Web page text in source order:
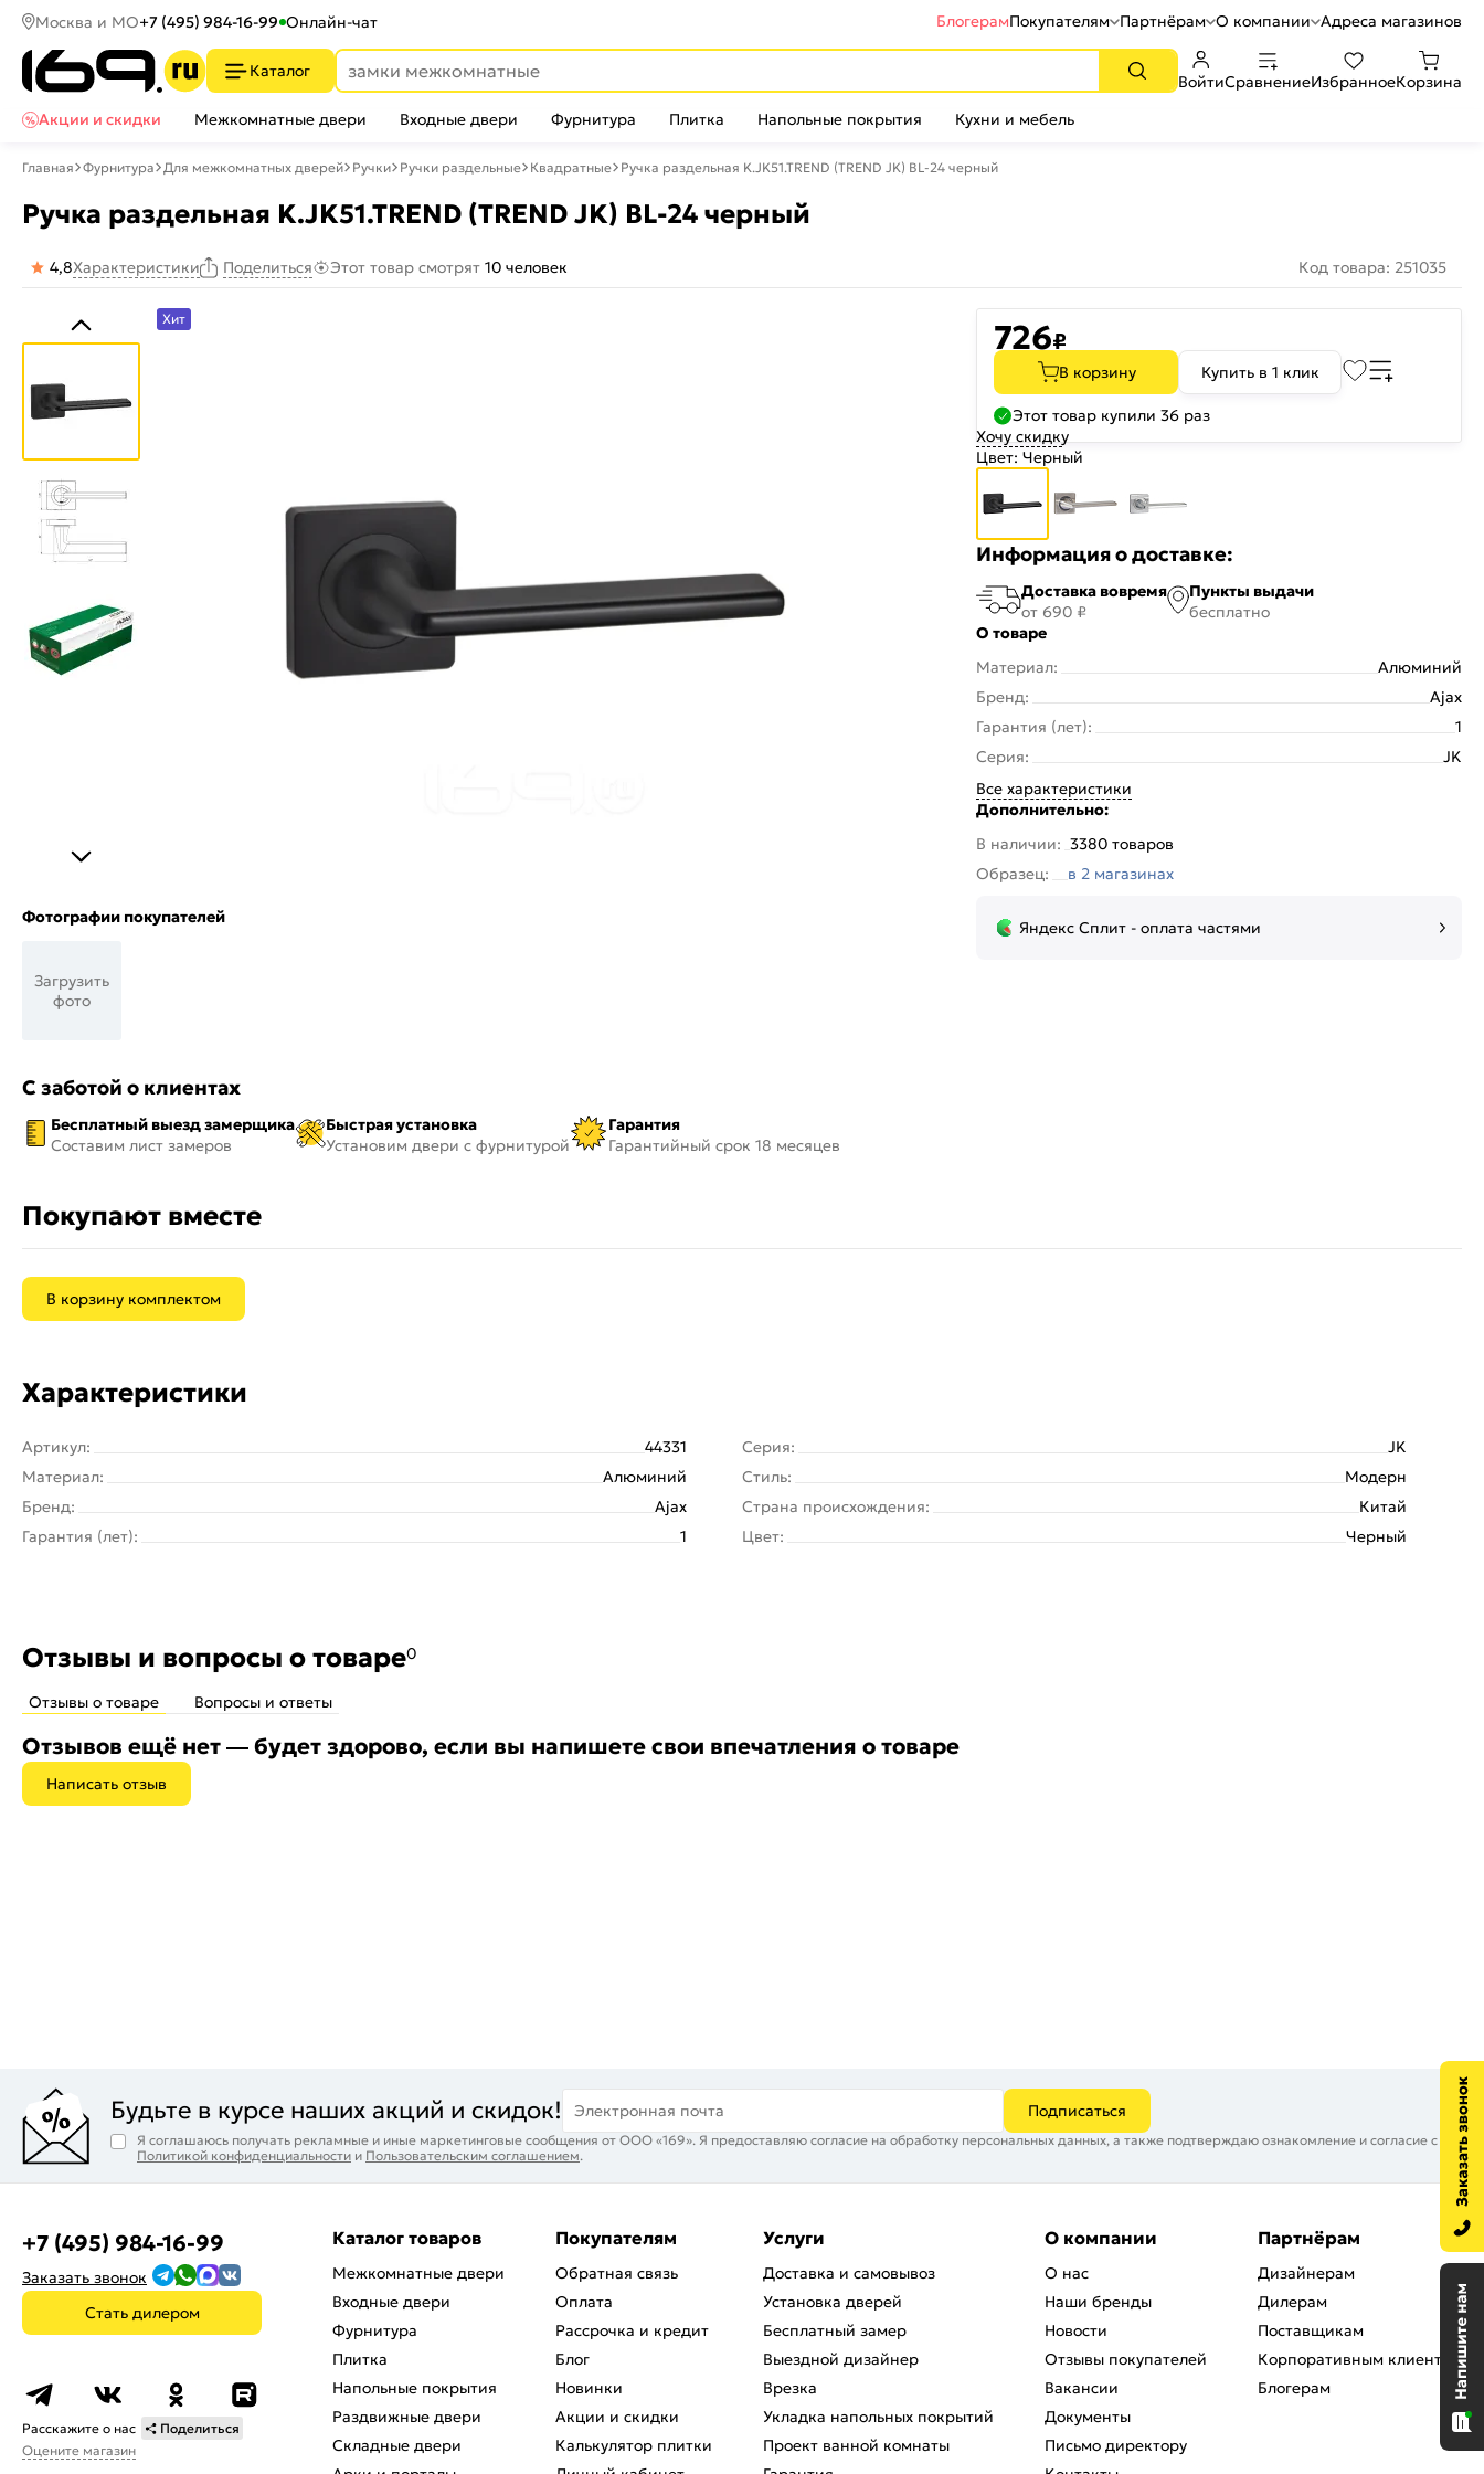
Москва и МО+7 (495) 984-16-99 Онлайн-чат БлогерамПокупателям Партнёрам О компании Адреса магазинов
Каталог
ВойтиСравнениеИзбранноеКорзина
Акции и скидки
Межкомнатные двери Входные двери Фурнитура Плитка Напольные покрытия Кухни и мебель
Главная Фурнитура Для межкомнатных дверей Ручки Ручки раздельные Квадратные Ручка раздельная K.JK51.TREND (TREND JK) BL-24 черный
Ручка раздельная K.JK51.TREND (TREND JK) BL-24 черный
4,8Характеристики Поделиться Этот товар смотрят 10 человек Код товара: 251035
Хит
Фотографии покупателей
Загрузить
фото
С заботой о клиентах
Бесплатный выезд замерщика
Составим лист замеров
Быстрая установка
Установим двери с фурнитурой
Гарантия
Гарантийный срок 18 месяцев
726₽
В корзину Купить в 1 клик
Этот товар купили 36 раз
Хочу скидку
Цвет: Черный
Информация о доставке:
Доставка вовремя
от 690 ₽
Пункты выдачи
бесплатно
О товаре
Материал:
Алюминий
Бренд:
Ajax
Гарантия (лет):
1
Серия:
JK
Все характеристики
Дополнительно:
В наличии: 3380 товаров
Образец:
в 2 магазинах
Яндекс Сплит - оплата частями
Покупают вместе
В корзину комплектом
Характеристики
Артикул:
44331
Материал:
Алюминий
Бренд:
Ajax
Гарантия (лет):
1
Серия:
JK
Стиль:
Модерн
Страна происхождения:
Китай
Цвет:
Черный
Отзывы и вопросы о товаре0
Отзывы о товаре Вопросы и ответы
Отзывов ещё нет — будет здорово, если вы напишете свои впечатления о товаре
Написать отзыв
Будьте в курсе наших акций и скидок! Электронная почта Подписаться
Я соглашаюсь получать рекламные и иные маркетинговые сообщения от ООО «169». Я предоставляю согласие на обработку персональных данных, а также подтверждаю ознакомление и согласие с
Политикой конфиденциальности и Пользовательским соглашением.
+7 (495) 984-16-99
Заказать звонок
Стать дилером
Расскажите о нас
Поделиться
Оцените магазин
Каталог товаров
Межкомнатные двери
Входные двери
Фурнитура
Плитка
Напольные покрытия
Раздвижные двери
Складные двери
Покупателям
Обратная связь
Оплата
Рассрочка и кредит
Блог
Новинки
Акции и скидки
Калькулятор плитки
Услуги
Доставка и самовывоз
Установка дверей
Бесплатный замер
Выездной дизайнер
Врезка
Укладка напольных покрытий
Проект ванной комнаты
О компании
О нас
Наши бренды
Новости
Отзывы покупателей
Вакансии
Документы
Письмо директору
Партнёрам
Дизайнерам
Дилерам
Поставщикам
Корпоративным клиентам
Блогерам